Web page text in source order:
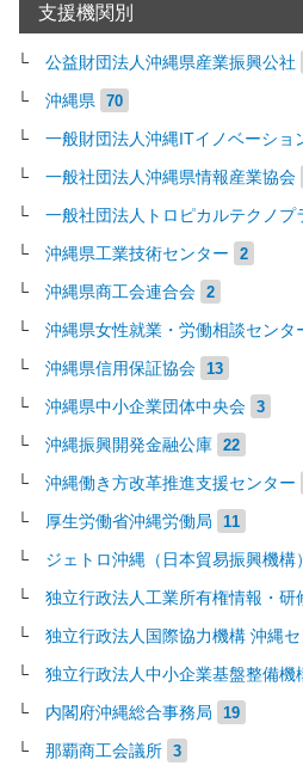
支援機関別
公益財団法人沖縄県産業振興公社
沖縄県 70
一般財団法人沖縄ITイノベーショ
一般社団法人沖縄県情報産業協会
一般社団法人トロピカルテクノプ
沖縄県工業技術センター 2
沖縄県商工会連合会 2
沖縄県女性就業・労働相談センタ
沖縄県信用保証協会 13
沖縄県中小企業団体中央会 3
沖縄振興開発金融公庫 22
沖縄働き方改革推進支援センター
厚生労働省沖縄労働局 11
ジェトロ沖縄（日本貿易振興機構）
独立行政法人工業所有権情報・研
独立行政法人国際協力機構 沖縄
独立行政法人中小企業基盤整備機
内閣府沖縄総合事務局 19
那覇商工会議所 3